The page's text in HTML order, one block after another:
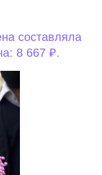
составляла
8 667 ₽.